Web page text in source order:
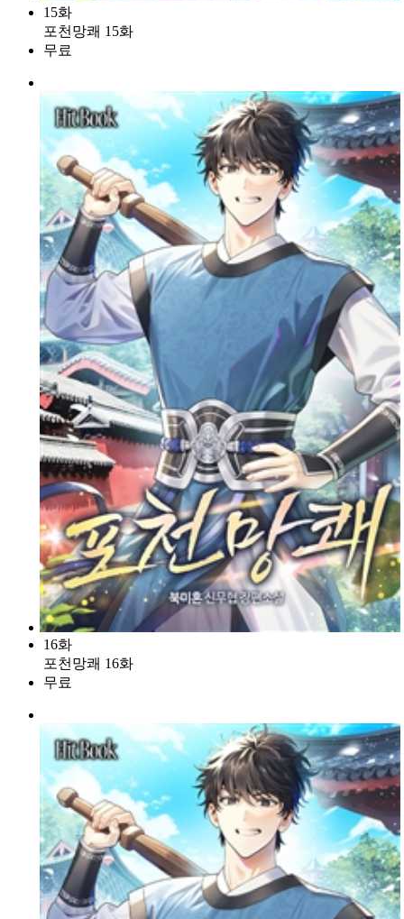
15화
포천망쾌 15화
무료
16화
포천망쾌 16화
무료